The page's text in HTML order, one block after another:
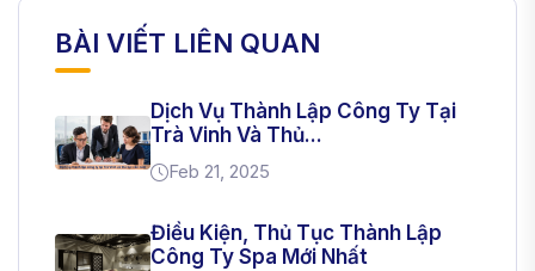
BÀI VIẾT LIÊN QUAN
Dịch Vụ Thành Lập Công Ty Tại
Trà Vinh Và Thủ...
Feb 21, 2025
Điều Kiện, Thủ Tục Thành Lập
Công Ty Spa Mới Nhất